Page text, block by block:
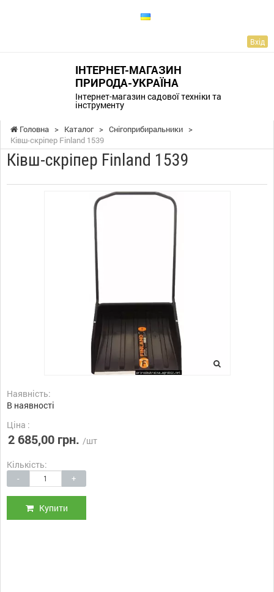
Вхід
ІНТЕРНЕТ-МАГАЗИН
ПРИРОДА-УКРАЇНА
Інтернет-магазин садової техніки та
інструменту
Головна > Каталог > Снігоприбиральники >
Ківш-скріпер Finland 1539
Ківш-скріпер Finland 1539
Наявність:
В наявності
Ціна :
2 685,00 грн. /шт
Кількість:
- +
Купити